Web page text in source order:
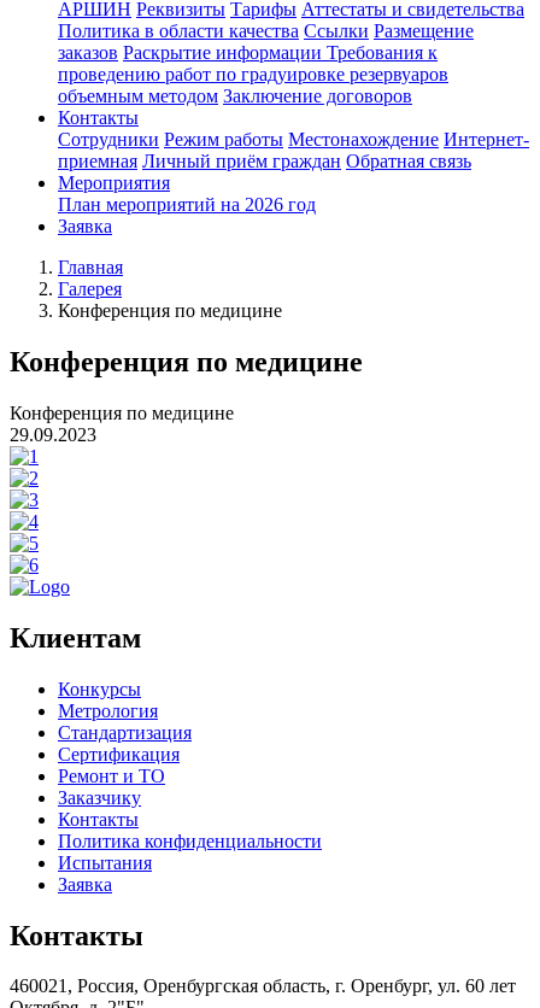
АРШИН Реквизиты Тарифы Аттестаты и свидетельства
Политика в области качества Ссылки Размещение
заказов Раскрытие информации Требования к
проведению работ по градуировке резервуаров
объемным методом Заключение договоров
Контакты
Сотрудники Режим работы Местонахождение Интернет-
приемная Личный приём граждан Обратная связь
Мероприятия
План мероприятий на 2026 год
Заявка
Главная
Галерея
Конференция по медицине
Конференция по медицине
Конференция по медицине
29.09.2023
Клиентам
Конкурсы
Метрология
Стандартизация
Сертификация
Ремонт и ТО
Заказчику
Контакты
Политика конфиденциальности
Испытания
Заявка
Контакты
460021, Россия, Оренбургская область, г. Оренбург, ул. 60 лет